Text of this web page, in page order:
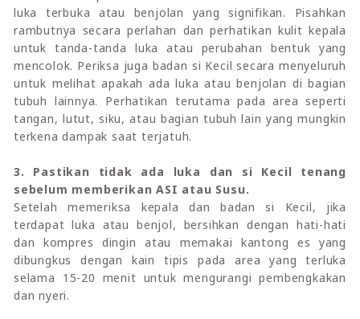
luka terbuka atau benjolan yang signifikan. Pisahkan
rambutnya secara perlahan dan perhatikan kulit kepala
untuk tanda-tanda luka atau perubahan bentuk yang
mencolok. Periksa juga badan si Kecil secara menyeluruh
untuk melihat apakah ada luka atau benjolan di bagian
tubuh lainnya. Perhatikan terutama pada area seperti
tangan, lutut, siku, atau bagian tubuh lain yang mungkin
terkena dampak saat terjatuh.
3. Pastikan tidak ada luka dan si Kecil tenang
sebelum memberikan ASI atau Susu.
Setelah memeriksa kepala dan badan si Kecil, jika
terdapat luka atau benjol, bersihkan dengan hati-hati
dan kompres dingin atau memakai kantong es yang
dibungkus dengan kain tipis pada area yang terluka
selama 15-20 menit untuk mengurangi pembengkakan
dan nyeri.